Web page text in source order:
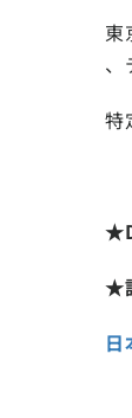
東
、
特
★
日